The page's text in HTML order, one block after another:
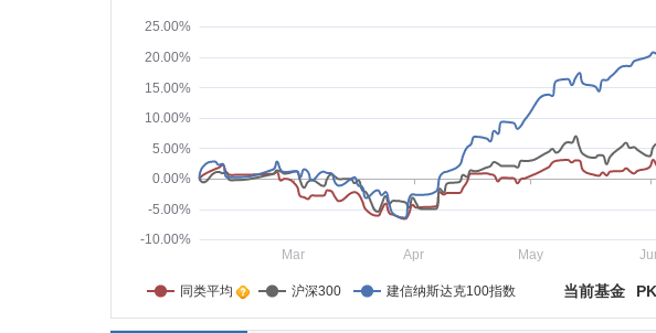
-10.00%
-5.00%
0.00%
5.00%
10.00%
15.00%
20.00%
25.00%
Mar Apr May
同类平均 沪深300 建信纳斯达克100指数 PK
当前基金